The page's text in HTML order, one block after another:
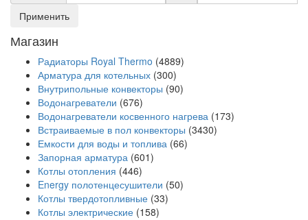
Применить
Магазин
Радиаторы Royal Thermo (4889)
Арматура для котельных (300)
Внутрипольные конвекторы (90)
Водонагреватели (676)
Водонагреватели косвенного нагрева (173)
Встраиваемые в пол конвекторы (3430)
Емкости для воды и топлива (66)
Запорная арматура (601)
Котлы отопления (446)
Energy полотенцесушители (50)
Котлы твердотопливные (33)
Котлы электрические (158)